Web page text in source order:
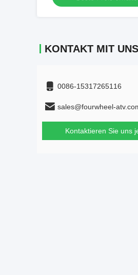
KONTAKT MIT UNS
0086-15317265116
sales@fourwheel-
Kontaktieren Sie uns